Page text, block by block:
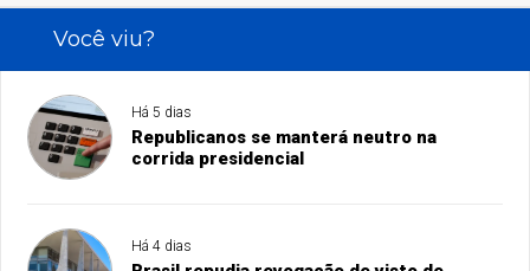
Você viu?
Há 5 dias
Republicanos se manterá neutro na
corrida presidencial
Há 4 dias